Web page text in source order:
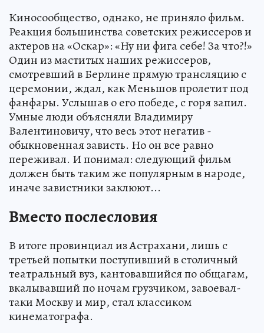
Киносообщество, однако, не приняло фильм.
Реакция большинства советских режиссеров и
актеров на «Оскар»: «Ну ни фига себе! За что?!»
Один из маститых наших режиссеров,
смотревший в Берлине прямую трансляцию с
церемонии, ждал, как Меньшов пролетит под
фанфары. Услышав о его победе, с горя запил.
Умные люди объясняли Владимиру
Валентиновичу, что весь этот негатив -
обыкновенная зависть. Но он все равно
переживал. И понимал: следующий фильм
должен быть таким же популярным в народе,
иначе завистники заклюют...
Вместо послесловия
В итоге провинциал из Астрахани, лишь с
третьей попытки поступивший в столичный
театральный вуз, кантовавшийся по общагам,
вкалывавший по ночам грузчиком, завоевал-
таки Москву и мир, стал классиком
кинематографа.